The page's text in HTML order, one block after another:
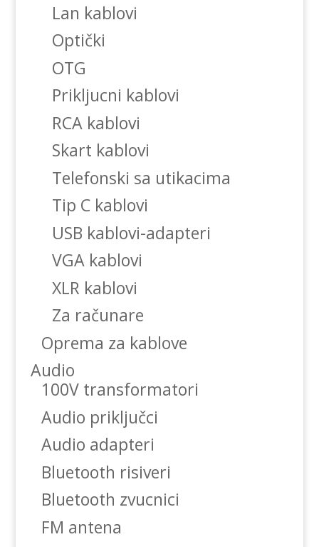
Lan kablovi
Optički
OTG
Prikljucni kablovi
RCA kablovi
Skart kablovi
Telefonski sa utikacima
Tip C kablovi
USB kablovi-adapteri
VGA kablovi
XLR kablovi
Za računare
Oprema za kablove
Audio
100V transformatori
Audio priključci
Audio adapteri
Bluetooth risiveri
Bluetooth zvucnici
FM antena